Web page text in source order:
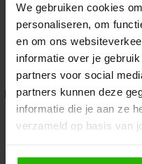
We gebruiken cookies
personaliseren, om
en om ons
informatie over je
partners voor social
partners kunnen deze
informatie die je aan ze
verzameld op basis van
Als je op "Accepteer"
Application error: a
loading